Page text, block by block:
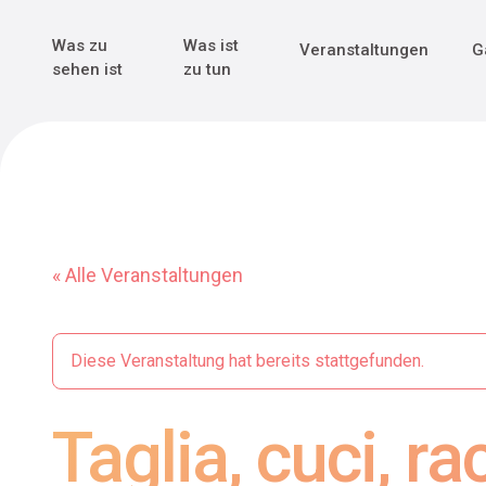
Main Navigation
Was zu
sehen ist
Was ist
zu tun
Veranstaltungen
« Alle Veranstaltungen
Diese Veranstaltung hat bereits stattgefunden.
Taglia, cuci,